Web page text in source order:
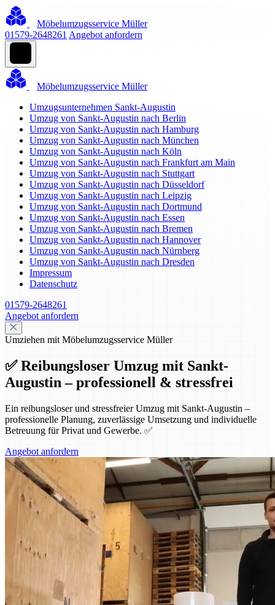
Möbelumzugsservice Müller
01579-2648261 Angebot anfordern
Möbelumzugsservice Müller
Umzugsunternehmen Sankt-Augustin
Umzug von Sankt-Augustin nach Berlin
Umzug von Sankt-Augustin nach Hamburg
Umzug von Sankt-Augustin nach München
Umzug von Sankt-Augustin nach Köln
Umzug von Sankt-Augustin nach Frankfurt am Main
Umzug von Sankt-Augustin nach Stuttgart
Umzug von Sankt-Augustin nach Düsseldorf
Umzug von Sankt-Augustin nach Leipzig
Umzug von Sankt-Augustin nach Dortmund
Umzug von Sankt-Augustin nach Essen
Umzug von Sankt-Augustin nach Bremen
Umzug von Sankt-Augustin nach Hannover
Umzug von Sankt-Augustin nach Nürnberg
Umzug von Sankt-Augustin nach Dresden
Impressum
Datenschutz
01579-2648261
Angebot anfordern
Umziehen mit Möbelumzugsservice Müller
✅ Reibungsloser Umzug mit Sankt-
Augustin – professionell & stressfrei
Ein reibungsloser und stressfreier Umzug mit Sankt-Augustin –
professionelle Planung, zuverlässige Umsetzung und individuelle
Betreuung für Privat und Gewerbe. ✅
Angebot anfordern